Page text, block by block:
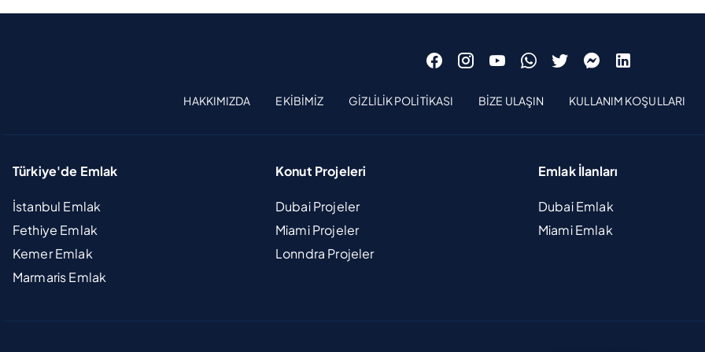
HAKKIMIZDA EKIBIMIZ GIZLILIK POLITIKASI BIZE ULAŞIN KULLANIM KOŞULLARI
Türkiye'de Emlak
İstanbul Emlak
Fethiye Emlak
Kemer Emlak
Marmaris Emlak
Konut Projeleri
Dubai Projeler
Miami Projeler
Lonndra Projeler
Emlak İlanları
Dubai Emlak
Miami Emlak